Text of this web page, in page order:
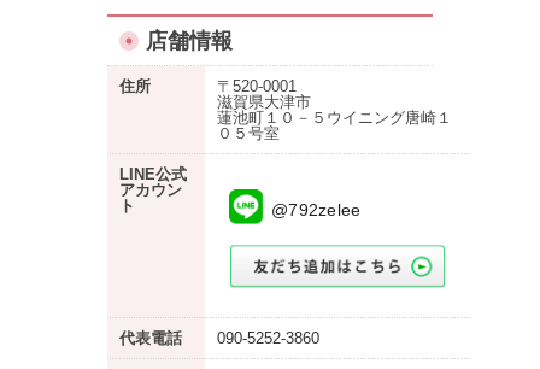
店舗情報
住所
〒520-0001
滋賀県大津市
蓮池町１０－５ウイニング唐崎１
０５号室
LINE公式
アカウン
ト
@792zelee
代表電話 090-5252-3860